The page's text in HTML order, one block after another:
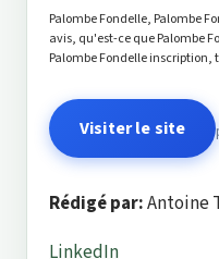
Palombe Fondelle, Palombe
avis, qu'est-ce que Palombe
Palombe Fondelle inscription,
Visiter le site
Rédigé par:Antoine
LinkedIn